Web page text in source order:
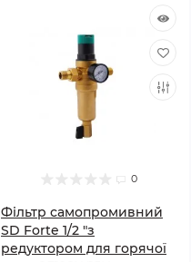
0
Фільтр самопромивний
SD Forte 1/2 "з
редуктором для горячої